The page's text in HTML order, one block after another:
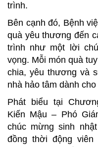
trình.
Bên cạnh đó, Bệnh
quà yêu thương đến
trình như một lời
vọng. Mỗi món quà
chia, yêu thương và
nhà hảo tâm dành
Phát biểu tại
Kiến Mậu – Phó
chúc mừng sinh
đồng thời động